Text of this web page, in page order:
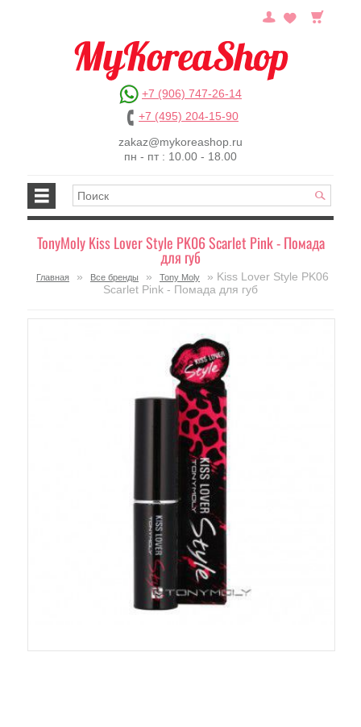
+7 (906) 747-26-14
+7 (495) 204-15-90
zakaz@mykoreashop.ru
пн - пт : 10.00 - 18.00
TonyMoly Kiss Lover Style PK06 Scarlet Pink - Помада
для губ
Главная » Все бренды » Tony Moly
» Kiss Lover Style PK06
Scarlet Pink - Помада для губ